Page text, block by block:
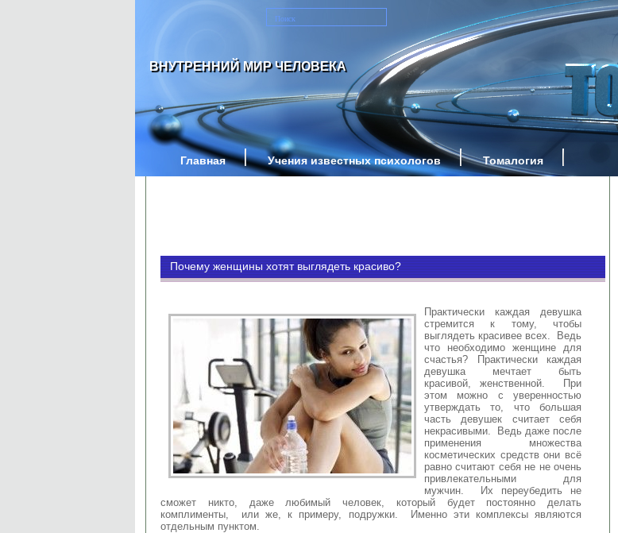
ВНУТРЕННИЙ МИР ЧЕЛОВЕКА
Главная Учения известных психологов Томалогия
Почему женщины хотят выглядеть красиво?
Практически каждая девушка
стремится к тому, чтобы
выглядеть красивее всех. Ведь
что необходимо женщине для
счастья? Практически каждая
девушка мечтает быть
красивой, женственной. При
этом можно с уверенностью
утверждать то, что большая
часть девушек считает себя
некрасивыми. Ведь даже после
применения множества
косметических средств они всё
равно считают себя не не очень
привлекательными для
мужчин. Их переубедить не
сможет никто, даже любимый человек, который будет постоянно делать
комплименты, или же, к примеру, подружки. Именно эти комплексы являются
отдельным пунктом.